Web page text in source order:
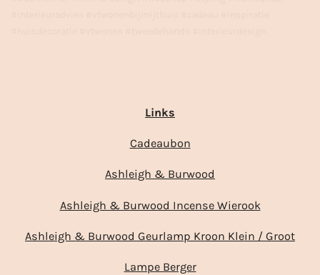
Links
Cadeaubon
Ashleigh & Burwood
Ashleigh & Burwood Incense Wierook
Ashleigh & Burwood Geurlamp Kroon Klein / Groot
Lampe Berger